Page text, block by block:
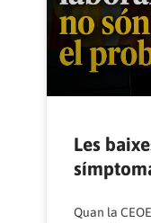
Les
Quan la